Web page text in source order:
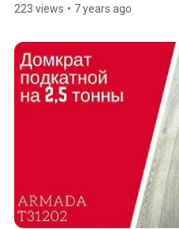
223 views • 7 years ago